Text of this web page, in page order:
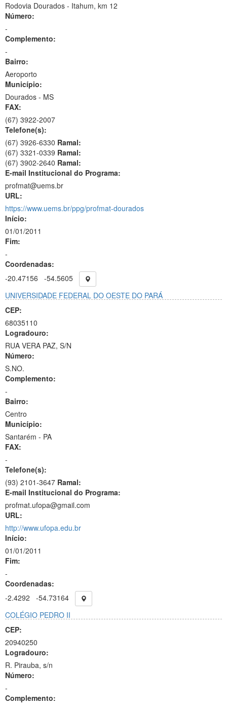
Rodovia Dourados - Itahum, km 12
Número:
-
Complemento:
-
Bairro:
Aeroporto
Município:
Dourados - MS
FAX:
(67) 3922-2007
Telefone(s):
(67) 3926-6330 Ramal:
(67) 3321-0339 Ramal:
(67) 3902-2640 Ramal:
E-mail Institucional do Programa:
profmat@uems.br
URL:
https://www.uems.br/ppg/profmat-dourados
Início:
01/01/2011
Fim:
-
Coordenadas:
-20.47156
-54.5605
UNIVERSIDADE FEDERAL DO OESTE DO PARÁ
CEP:
68035110
Logradouro:
RUA VERA PAZ, S/N
Número:
S.NO.
Complemento:
-
Bairro:
Centro
Município:
Santarém - PA
FAX:
-
Telefone(s):
(93) 2101-3647 Ramal:
E-mail Institucional do Programa:
profmat.ufopa@gmail.com
URL:
http://www.ufopa.edu.br
Início:
01/01/2011
Fim:
-
Coordenadas:
-2.4292
-54.73164
COLÉGIO PEDRO II
CEP:
20940250
Logradouro:
R. Pirauba, s/n
Número:
-
Complemento: